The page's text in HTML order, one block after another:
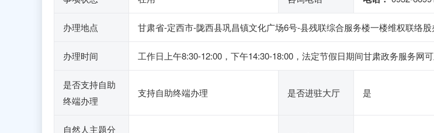
办理地点 甘肃省-定西市-陇西县巩昌镇文化广场6号-县残联综合服务楼一楼维权联络股
办理时间 工作日上午8:30-12:00，下午14:30-18:00，法定节假日期间甘肃政务服务网
是否支持自助
终端办理
支持自助终端办理 是否进驻大厅 是
自然人主题分